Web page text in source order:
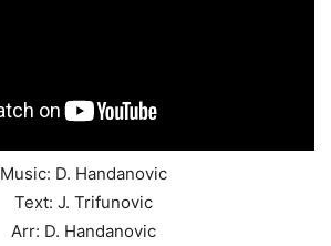
Music: D. Handanovic
Text: J. Trifunovic
Arr: D. Handanovic